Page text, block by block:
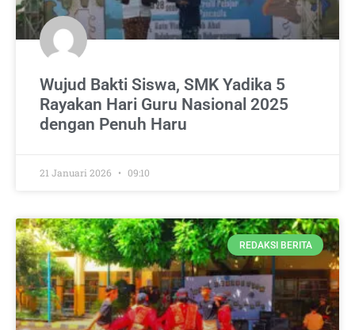
Wujud Bakti Siswa, SMK Yadika 5
Rayakan Hari Guru Nasional 2025
dengan Penuh Haru
21 Januari 2026 09:10
REDAKSI BERITA